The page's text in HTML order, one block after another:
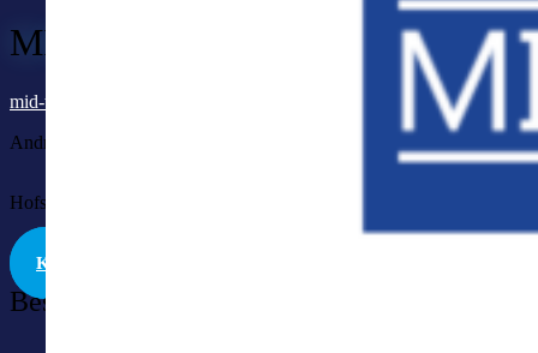
MID Technologien GmbH
mid-tech.de
Andreas Stoll
Hofstatt 7 | 88662 Überlingen | DE
KONTAKT
Beschreibung